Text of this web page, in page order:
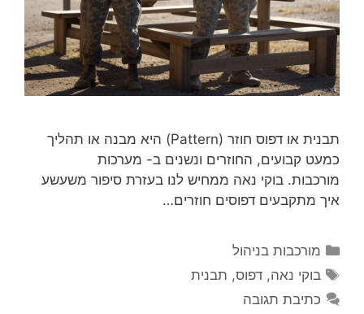
תבנית או דפוס חוזר (Pattern) היא מבנה או תהליך
כמעט קבועים, החוזרים ונשנים ב- מערכות
מורכבות. בוקי נאה ממחיש לנו בעזרת סיפור משעשע
איך מתקבעים דפוסים חוזרים…
קטגוריות
מורכבות בניהול
תגיות
בוקי נאה,דפוס, תבנית
כתיבת תגובה